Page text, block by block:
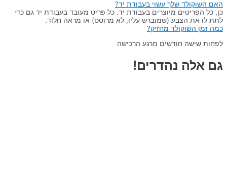
האם השוקולד שלך עשוי בעבודת יד?
כן, כל הפריטים מיוצרים בעבודת יד. כל פריט מעובד בעבודת יד גם כדי
לתת לו את הצבע (שמוברש עליו, לא מרוסס) או מראה חלוד.
כמה זמן השוקולד מחזיק?
לפחות שישה חודשים מרגע הרכישה
גם אלה נהדרים!